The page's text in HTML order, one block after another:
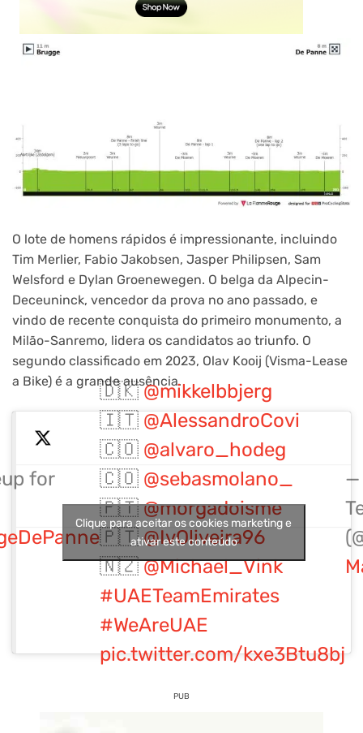
O lote de homens rápidos é impressionante, incluindo
Tim Merlier, Fabio Jakobsen, Jasper Philipsen, Sam
Welsford e Dylan Groenewegen. O belga da Alpecin-
Deceuninck, vencedor da prova no ano passado, e
vindo de recente conquista do primeiro monumento, a
Milão-Sanremo, lidera os candidatos ao triunfo. O
segundo classificado em 2023, Olav Kooij (Visma-Lease
a Bike) é a grande ausência.
for
🇩🇰@mikkelbbjerg
🇮🇹 @AlessandroCovi
🇨🇴 @alvaro_hodeg
🇨🇴 @sebasmolano_
🇵🇹@morgadoisme
🇵🇹@IvOliveira96
🇳🇿@Michael_Vink
#UAETeamEmirates
#WeAreUAE
pic.twitter.com/kxe3Btu8bj
—
Clique para aceitar os cookies marketing e
ativar este conteúdo
PUB